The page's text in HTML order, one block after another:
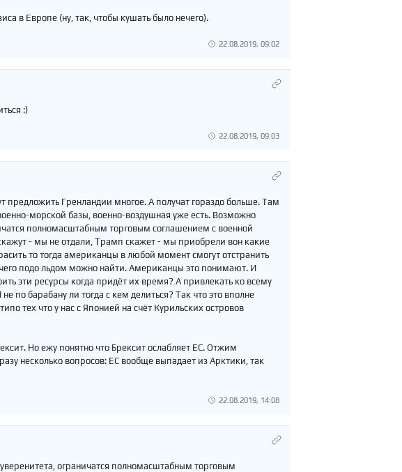
в Европе (ну, так, чтобы кушать было нечего).
22.08.2019, 09:02
:)
22.08.2019, 09:03
Гренландии многое. А получат гораздо больше. Там
морской базы, военно-воздушная уже есть. Возможно
полномасштабным торговым соглашением с военной
- мы не отдали, Трамп скажет - мы приобрели вон какие
то тогда американцы в любой момент смогут отстранить
подо льдом можно найти. Американцы это понимают. И
эти ресурсы когда придёт их время? А привлекать ко всему
по барабану ли тогда с кем делиться? Так что это вполне
тех что у нас с Японией на счёт Курильских островов
Но ежу понятно что Брексит ослабляет ЕС. Отжим
несколько вопросов: ЕС вообще выпадает из Арктики, так
22.08.2019, 14:08
ограничатся полномасштабным торговым